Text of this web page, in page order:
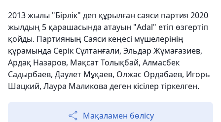
2013 жылы "Бірлік" деп құрылған саяси партия 2020
жылдың 5 қарашасында атауын "Adal" етіп өзгертіп
қойды. Партияның Саяси кеңесі мүшелерінің
құрамында Серік Сұлтанғали, Эльдар Жұмағазиев,
Ардақ Назаров, Мақсат Толықбай, Алмасбек
Садырбаев, Дәулет Мұқаев, Олжас Ордабаев, Игорь
Шацкий, Лаура Маликова деген кісілер тіркелген.
Мақаламен бөлісу